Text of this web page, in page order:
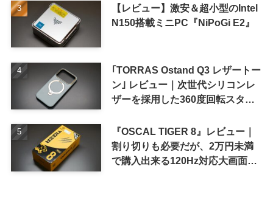
【レビュー】激安＆超小型のIntel
N150搭載ミニPC『NiPoGi E2』
｢TORRAS Ostand Q3 レザートー
ン｣ レビュー｜次世代シリコンレ
ザーを採用した360度回転スタン
『OSCAL TIGER 8』レビュー｜
割り切りも必要だが、2万円未満
で購入出来る120Hz対応大画面ス